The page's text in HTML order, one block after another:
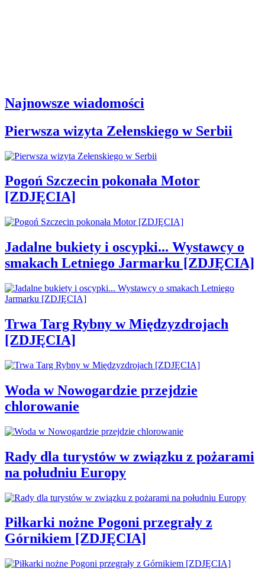
Najnowsze wiadomości
Pierwsza wizyta Zełenskiego w Serbii
Pogoń Szczecin pokonała Motor
[ZDJĘCIA]
Jadalne bukiety i oscypki... Wystawcy o
smakach Letniego Jarmarku [ZDJĘCIA]
Trwa Targ Rybny w Międzyzdrojach
[ZDJĘCIA]
Woda w Nowogardzie przejdzie
chlorowanie
Rady dla turystów w związku z pożarami
na południu Europy
Piłkarki nożne Pogoni przegrały z
Górnikiem [ZDJĘCIA]